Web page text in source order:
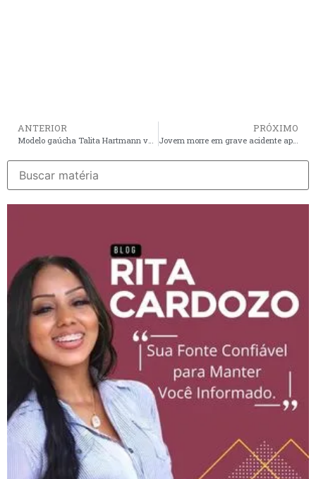
ANTERIOR PRÓXIMO
Jovem morre em grave acidente após ser perseguida em Paço do Lumiar